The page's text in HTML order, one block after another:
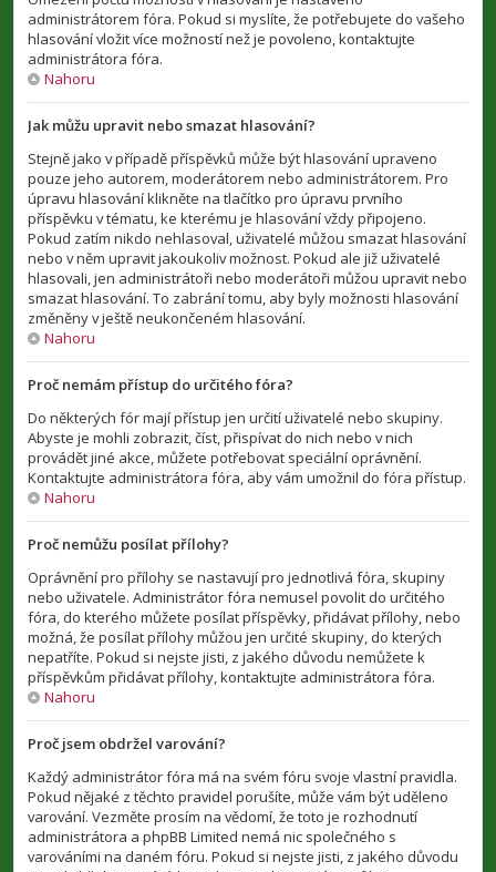
administrátorem fóra. Pokud si myslíte, že potřebujete do vašeho
hlasování vložit více možností než je povoleno, kontaktujte
administrátora fóra.
Nahoru
Jak můžu upravit nebo smazat hlasování?
Stejně jako v případě příspěvků může být hlasování upraveno
pouze jeho autorem, moderátorem nebo administrátorem. Pro
úpravu hlasování klikněte na tlačítko pro úpravu prvního
příspěvku v tématu, ke kterému je hlasování vždy připojeno.
Pokud zatím nikdo nehlasoval, uživatelé můžou smazat hlasování
nebo v něm upravit jakoukoliv možnost. Pokud ale již uživatelé
hlasovali, jen administrátoři nebo moderátoři můžou upravit nebo
smazat hlasování. To zabrání tomu, aby byly možnosti hlasování
změněny v ještě neukončeném hlasování.
Nahoru
Proč nemám přístup do určitého fóra?
Do některých fór mají přístup jen určití uživatelé nebo skupiny.
Abyste je mohli zobrazit, číst, přispívat do nich nebo v nich
provádět jiné akce, můžete potřebovat speciální oprávnění.
Kontaktujte administrátora fóra, aby vám umožnil do fóra přístup.
Nahoru
Proč nemůžu posílat přílohy?
Oprávnění pro přílohy se nastavují pro jednotlivá fóra, skupiny
nebo uživatele. Administrátor fóra nemusel povolit do určitého
fóra, do kterého můžete posílat příspěvky, přidávat přílohy, nebo
možná, že posílat přílohy můžou jen určité skupiny, do kterých
nepatříte. Pokud si nejste jisti, z jakého důvodu nemůžete k
příspěvkům přidávat přílohy, kontaktujte administrátora fóra.
Nahoru
Proč jsem obdržel varování?
Každý administrátor fóra má na svém fóru svoje vlastní pravidla.
Pokud nějaké z těchto pravidel porušíte, může vám být uděleno
varování. Vezměte prosím na vědomí, že toto je rozhodnutí
administrátora a phpBB Limited nemá nic společného s
varováními na daném fóru. Pokud si nejste jisti, z jakého důvodu